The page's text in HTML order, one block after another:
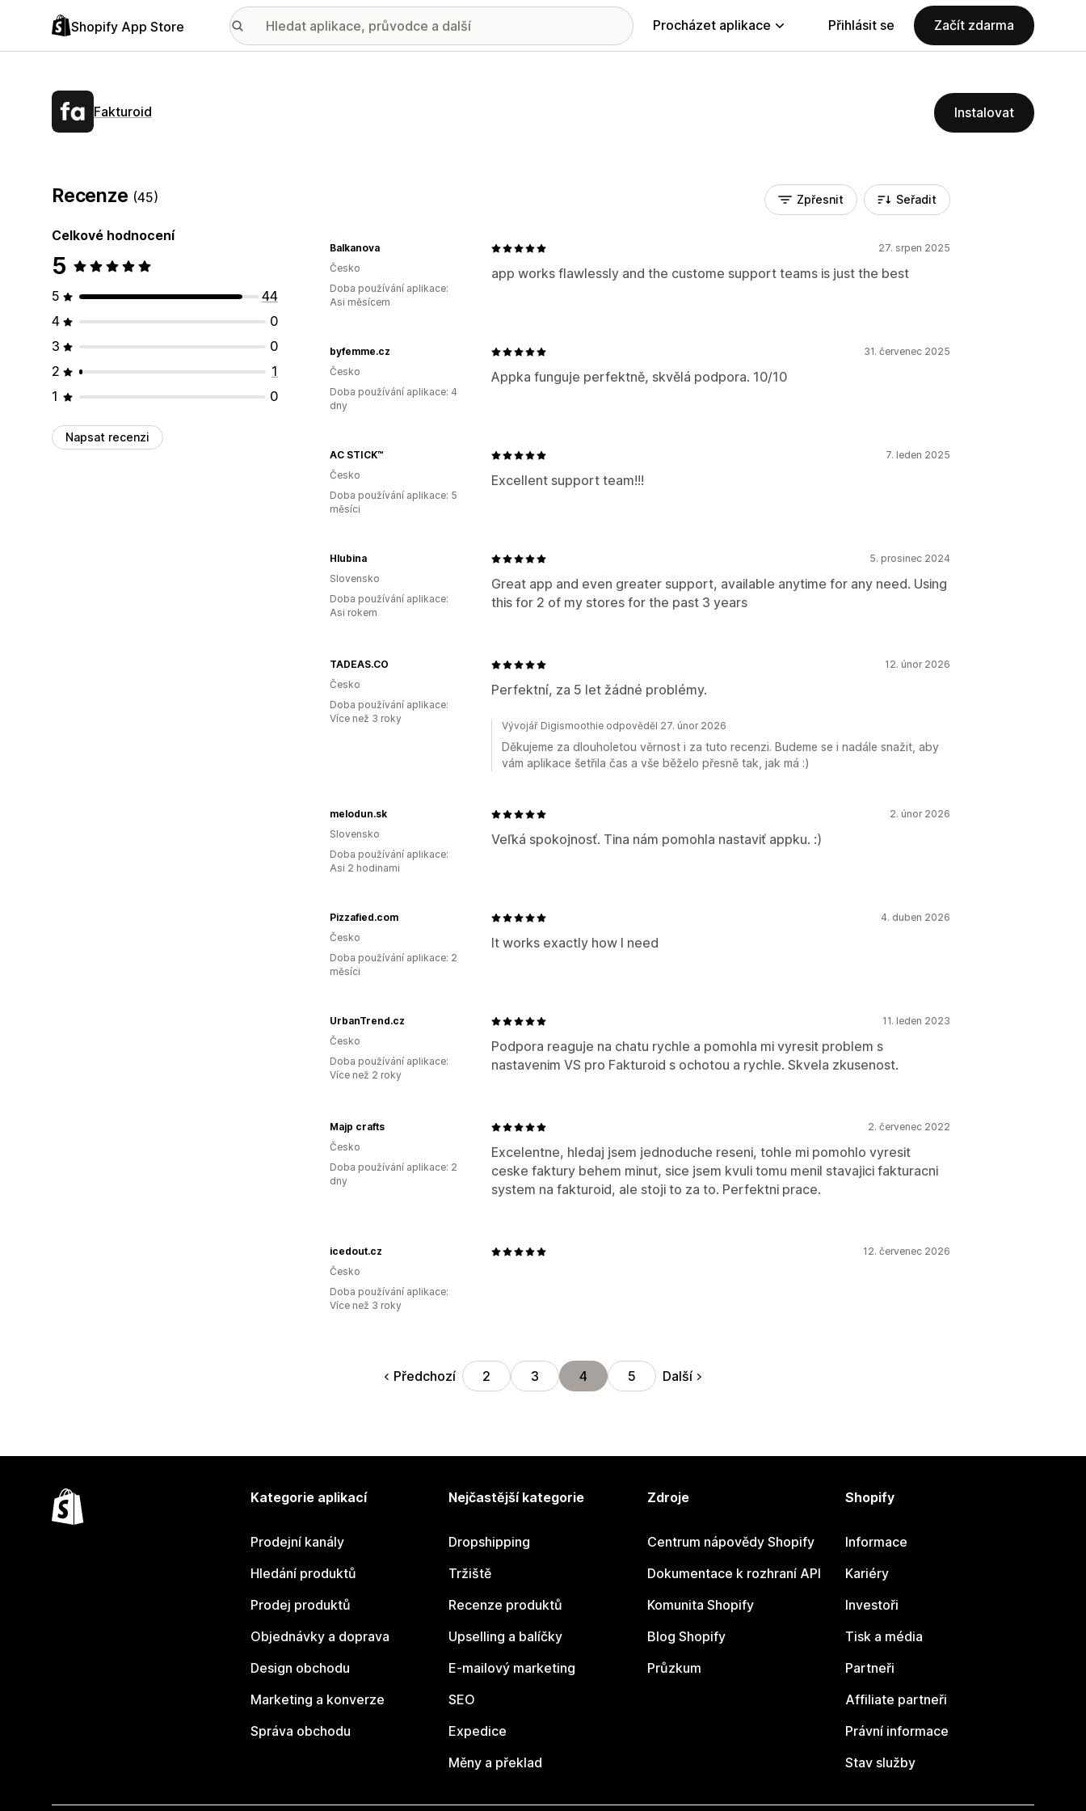
Shopify App Store Procházet aplikace Přihlásit se Začít zdarma
Fakturoid Instalovat
Recenze (45)
Celkové hodnocení
5
5
44
4
0
3
0
2
1
1
0
Napsat recenzi
Zpřesnit Seřadit
27. srpen 2025
app works flawlessly and the custome support teams is just the best
Balkanova
Česko
Doba používání aplikace:
Asi měsícem
31. červenec 2025
Appka funguje perfektně, skvělá podpora. 10/10
byfemme.cz
Česko
Doba používání aplikace: 4
dny
7. leden 2025
Excellent support team!!!
AC STICK™
Česko
Doba používání aplikace: 5
měsíci
5. prosinec 2024
Great app and even greater support, available anytime for any need. Using
this for 2 of my stores for the past 3 years
Hlubina
Slovensko
Doba používání aplikace:
Asi rokem
12. únor 2026
Perfektní, za 5 let žádné problémy.
TADEAS.CO
Česko
Doba používání aplikace:
Více než 3 roky
Vývojář Digismoothie odpověděl 27. únor 2026
Děkujeme za dlouholetou věrnost i za tuto recenzi. Budeme se i nadále snažit, aby
vám aplikace šetřila čas a vše běželo přesně tak, jak má :)
2. únor 2026
Veľká spokojnosť. Tina nám pomohla nastaviť appku. :)
melodun.sk
Slovensko
Doba používání aplikace:
Asi 2 hodinami
4. duben 2026
It works exactly how I need
Pizzafied.com
Česko
Doba používání aplikace: 2
měsíci
11. leden 2023
Podpora reaguje na chatu rychle a pomohla mi vyresit problem s
nastavenim VS pro Fakturoid s ochotou a rychle. Skvela zkusenost.
UrbanTrend.cz
Česko
Doba používání aplikace:
Více než 2 roky
2. červenec 2022
Excelentne, hledaj jsem jednoduche reseni, tohle mi pomohlo vyresit
ceske faktury behem minut, sice jsem kvuli tomu menil stavajici fakturacni
system na fakturoid, ale stoji to za to. Perfektni prace.
Majp crafts
Česko
Doba používání aplikace: 2
dny
12. červenec 2026
icedout.cz
Česko
Doba používání aplikace:
Více než 3 roky
Předchozí 2 3 4 5 Další
Kategorie aplikací
Prodejní kanály
Hledání produktů
Prodej produktů
Objednávky a doprava
Design obchodu
Marketing a konverze
Správa obchodu
Nejčastější kategorie
Dropshipping
Tržiště
Recenze produktů
Upselling a balíčky
E-mailový marketing
SEO
Expedice
Měny a překlad
Zdroje
Centrum nápovědy Shopify
Dokumentace k rozhraní API
Komunita Shopify
Blog Shopify
Průzkum
Shopify
Informace
Kariéry
Investoři
Tisk a média
Partneři
Affiliate partneři
Právní informace
Stav služby